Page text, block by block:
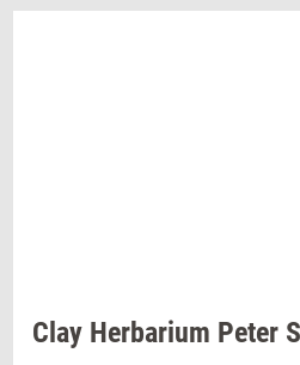
Clay Her­ba­ri­um Peter